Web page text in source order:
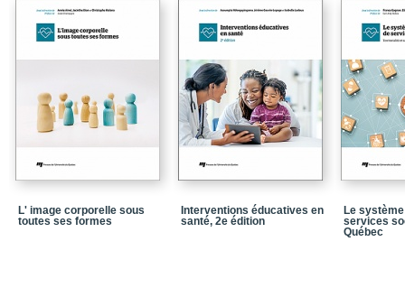
PARTIE I S’ancrer
2 Du fonctionnel au
atteindre en sexologie
3 Pratiques
PARTIE II Traiter les
PARTIE III
9 Une perspective
sexologie clinique
L' image corporelle sous
toutes ses formes
Interventions éducatives en
santé, 2e édition
Le
services
Québec